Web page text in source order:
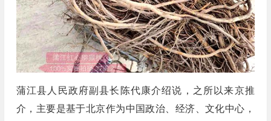
蒲江县人民政府副县长陈代康介绍说，之所以来京推
介，主要是基于北京作为中国政治、经济、文化中心，